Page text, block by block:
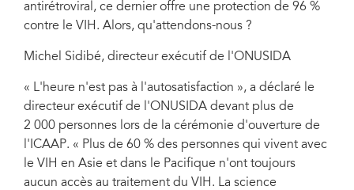
antirétroviral, ce dernier offre une protection de 96 %
contre le VIH. Alors, qu'attendons-nous ?
Michel Sidibé, directeur exécutif de l'ONUSIDA
« L'heure n'est pas à l'autosatisfaction », a déclaré le
directeur exécutif de l'ONUSIDA devant plus de
2 000 personnes lors de la cérémonie d'ouverture de
l'ICAAP. « Plus de 60 % des personnes qui vivent avec
le VIH en Asie et dans le Pacifique n'ont toujours
aucun accès au traitement du VIH. La science